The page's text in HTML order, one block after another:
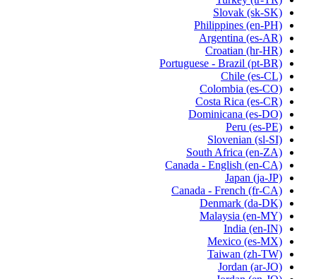
Slovak (sk-SK)
Philippines (en-PH)
Argentina (es-AR)
Croatian (hr-HR)
Portuguese - Brazil (pt-BR)
Chile (es-CL)
Colombia (es-CO)
Costa Rica (es-CR)
Dominicana (es-DO)
Peru (es-PE)
Slovenian (sl-SI)
South Africa (en-ZA)
Canada - English (en-CA)
Japan (ja-JP)
Canada - French (fr-CA)
Denmark (da-DK)
Malaysia (en-MY)
India (en-IN)
Mexico (es-MX)
Taiwan (zh-TW)
Jordan (ar-JO)